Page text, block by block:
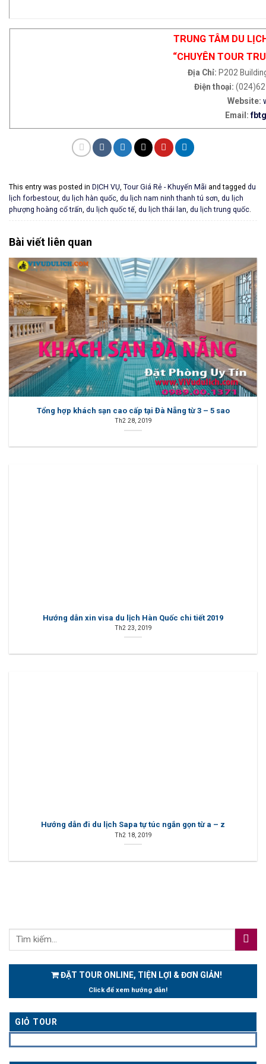
TRUNG TÂM DU
“CHUYÊN TOUR
Địa Chỉ: P202
Điện thoại:
Website:
Email:
This entry was posted in DỊCH VỤ, Tour Giá Rẻ - Khuyến Mãi and tagged du
lịch forbestour, du lịch hàn quốc, du lịch nam ninh thanh tú sơn, du lịch
phượng hoàng cổ trấn, du lịch quốc tế, du lịch thái lan, du lịch trung quốc.
Bài viết liên quan
Tổng hợp khách sạn cao cấp tại Đà Nẵng từ 3 – 5 sao
Th2 28, 2019
Hướng dẫn xin visa du lịch Hàn Quốc chi tiết 2019
Th2 23, 2019
Hướng dẫn đi du lịch Sapa tự túc ngắn gọn từ a – z
Th2 18, 2019
ĐẶT TOUR ONLINE, TIỆN LỢI & ĐƠN GIẢN!
Click để xem hướng dẫn!
GIỎ TOUR